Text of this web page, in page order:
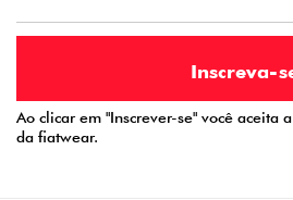
Ao clicar em "Inscrever-se" você aceita a
da fiatwear.